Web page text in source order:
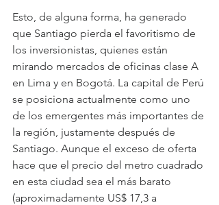
Esto, de alguna forma, ha generado
que Santiago pierda el favoritismo de
los inversionistas, quienes están
mirando mercados de oficinas clase A
en Lima y en Bogotá. La capital de Perú
se posiciona actualmente como uno
de los emergentes más importantes de
la región, justamente después de
Santiago. Aunque el exceso de oferta
hace que el precio del metro cuadrado
en esta ciudad sea el más barato
(aproximadamente US$ 17,3 a